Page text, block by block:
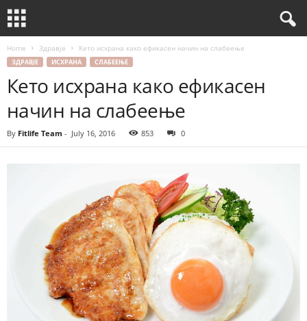
Home Здравје Кето исхрана како ефикасен начин на слабеење
ЗДРАВЈЕ ИСХРАНА СЛАБЕЕЊЕ
Кето исхрана како ефикасен
начин на слабеење
By Fitlife Team - July 16, 2016 853 0